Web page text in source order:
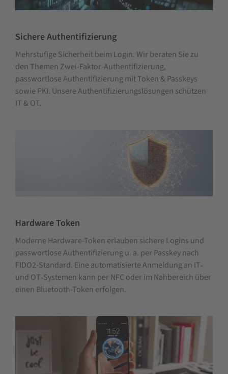
Sichere Authentifizierung
Mehrstufige Sicherheit beim Login. Wir beraten Sie zu
den Themen Zwei-Faktor-Authentifizierung,
passwortlose Authentifizierung mit Token & Passkeys
sowie PKI. Unsere Authentifizierungslösungen schützen
IT & OT.
Hardware Token
Moderne Hardware-Token erlauben sichere Logins und
passwortlose Authentifizierung u. a. per Passkey nach
FIDO2-Standard. Eine automatisierte Anmeldung an IT‑
und OT‑Systemen kann per NFC oder im Nahbereich über
einen Bluetooth-Token erfolgen.